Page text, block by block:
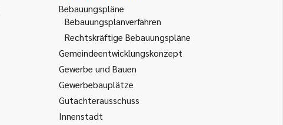
Bebauungspläne
Bebauungsplanverfahren
Rechtskräftige Bebauungspläne
Gemeindeentwicklungskonzept
Gewerbe und Bauen
Gewerbebauplätze
Gutachterausschuss
Innenstadt